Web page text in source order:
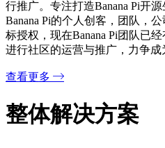
行推广。专注打造Banana Pi开
Banana Pi的个人创客，团队，
标授权，现在Banana Pi团队已
进行社区的运营与推广，力争成
查看更多
整体解决方案